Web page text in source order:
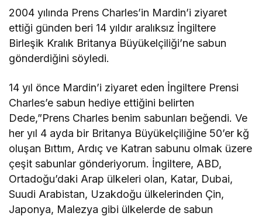
2004 yılında Prens Charles’in Mardin’i ziyaret
ettiği günden beri 14 yıldır aralıksız İngiltere
Birleşik Kralık Britanya Büyükelçiliği’ne sabun
gönderdiğini söyledi.
14 yıl önce Mardin’i ziyaret eden İngiltere Prensi
Charles’e sabun hediye ettiğini belirten
Dede,”Prens Charles benim sabunları beğendi. Ve
her yıl 4 ayda bir Britanya Büyükelçiliğine 50’er kğ
oluşan Bıttım, Ardıç ve Katran sabunu olmak üzere
çeşit sabunlar gönderiyorum. İngiltere, ABD,
Ortadoğu’daki Arap ülkeleri olan, Katar, Dubai,
Suudi Arabistan, Uzakdoğu ülkelerinden Çin,
Japonya, Malezya gibi ülkelerde de sabun